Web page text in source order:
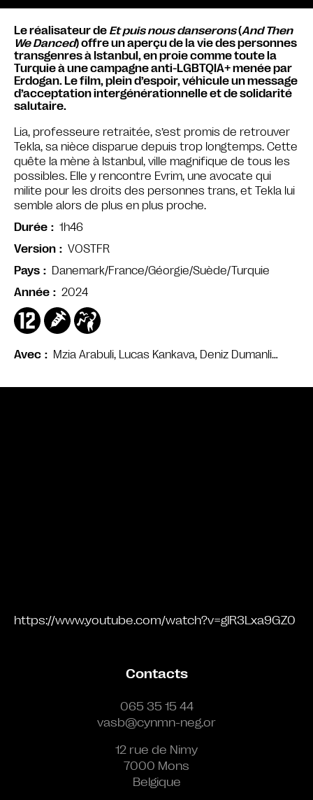
Avec Mzia Arabuli, Lucas Kankava, Deniz Dumanli…
Le réalisateur de Et puis nous danserons(And Then
We Danced) offre un aperçu de la vie des personnes
transgenres à Istanbul, en proie comme toute la
Turquie à une campagne anti-LGBTQIA+ menée par
Erdogan. Le film, plein d’espoir, véhicule un message
d’acceptation intergénérationnelle et de solidarité
salutaire.
Lia, professeure retraitée, s’est promis de retrouver
Tekla, sa nièce disparue depuis trop longtemps. Cette
quête la mène à Istanbul, ville magnifique de tous les
possibles. Elle y rencontre Evrim, une avocate qui
milite pour les droits des personnes trans, et Tekla lui
semble alors de plus en plus proche.
Durée
1h46
Version
VOSTFR
Pays
Danemark/France/Géorgie/Suède/Turquie
Année
2024
https://www.youtube.com/watch?v=glR3Lxa9GZ0
Contacts
065 35 15 44
vasb@cynmn-neg.or
12 rue de Nimy
7000 Mons
Belgique